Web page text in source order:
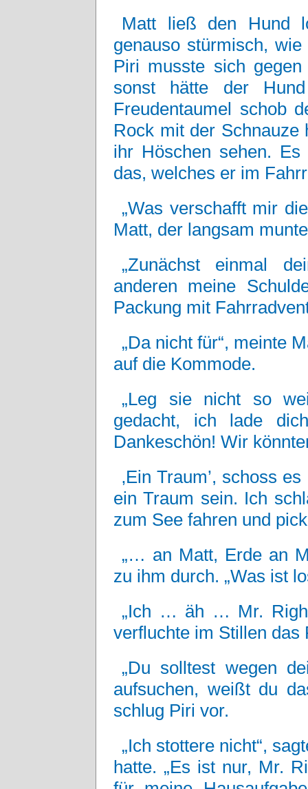
Matt ließ den Hund
genauso stürmisch,
Piri musste sich
sonst hätte der
Freudentaumel schob
Rock mit der Schnauze
ihr Höschen sehen.
das, welches er im
„Was verschafft mir
Matt, der langsam
„Zunächst einmal
anderen meine
Packung mit
„Da nicht für“, meinte
auf die Kommode.
„Leg sie nicht so
gedacht, ich lade
Dankeschön! Wir
‚Ein Traum’, schoss
ein Traum sein. Ich
zum See fahren und
„… an Matt, Erde an
zu ihm durch. „Was ist
„Ich … äh … Mr.
verfluchte im Stillen das
„Du solltest wegen
aufsuchen, weißt du
schlug Piri vor.
„Ich stottere nicht“,
hatte. „Es ist nur, Mr.